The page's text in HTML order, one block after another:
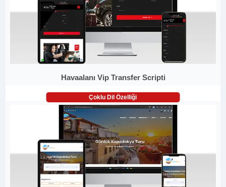
Havaalanı Vip Transfer Scripti
Çoklu Dil Özelliği